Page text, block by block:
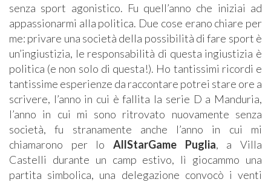
senza sport agonistico. Fu quell’anno che iniziai ad
appassionarmi alla politica. Due cose erano chiare per
me: privare una società della possibilità di fare sport è
un’ingiustizia, le responsabilità di questa ingiustizia è
politica (e non solo di questa!). Ho tantissimi ricordi e
tantissime esperienze da raccontare potrei stare ore a
scrivere, l’anno in cui è fallita la serie D a Manduria,
l’anno in cui mi sono ritrovato nuovamente senza
società, fu stranamente anche l’anno in cui mi
chiamarono per lo AllStarGame Puglia, a Villa
Castelli durante un camp estivo, lì giocammo una
partita simbolica, una delegazione convocò i venti